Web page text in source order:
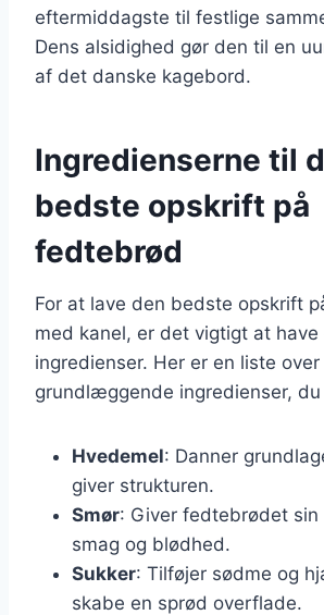
eftermiddagste til festlige
Dens alsidighed gør den til en
af det danske kagebord.
Ingredienserne til
bedste opskrift på
fedtebrød
For at lave den bedste opskrift
med kanel, er det vigtigt at
ingredienser. Her er en liste over
grundlæggende ingredienser,
Hvedemel: Danner
giver strukturen.
Smør: Giver fedtebrødet sin
smag og blødhed.
Sukker: Tilføjer sødme og
skabe en sprød overflade.